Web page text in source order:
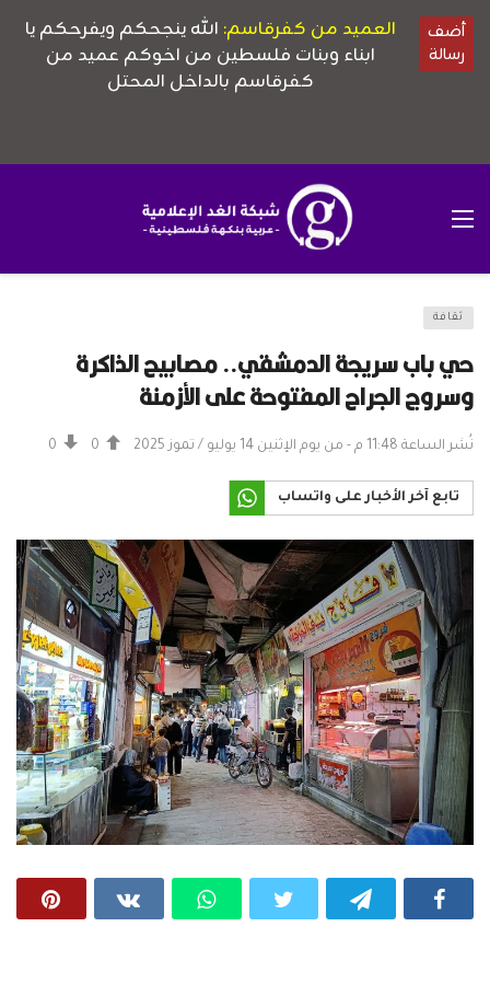
ثقافة
حي باب سريجة الدمشقي.. مصابيح الذاكرة
وسروج الجراح المفتوحة على الأزمنة
نُشر الساعة 11:48 م - من يوم الإثنين 14 يوليو / تموز 2025 0
0
تابع آخر الأخبار على واتساب